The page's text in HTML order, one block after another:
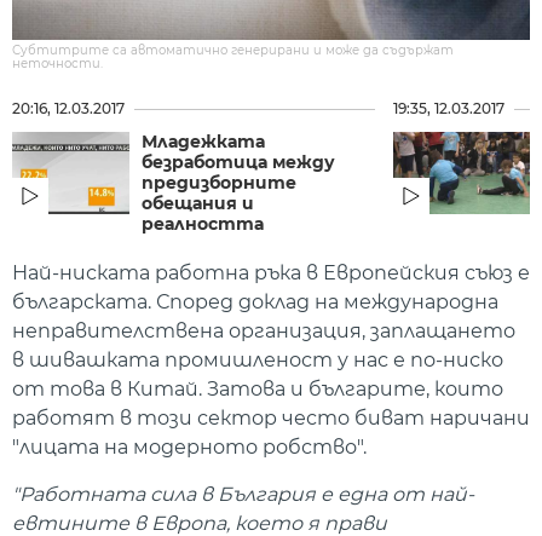
Субтитрите са автоматично генерирани и може да съдържат
неточности.
20:16, 12.03.2017
Младежката
безработица между
предизборните
обещания и
реалността
19:35, 12.03.2017
Най-ниската работна ръка в Европейския съюз е
българската. Според доклад на международна
неправителствена организация, заплащането
в шивашката промишленост у нас е по-ниско
от това в Китай. Затова и българите, които
работят в този сектор често биват наричани
"лицата на модерното робство".
"Работната сила в България е една от най-
евтините в Европа, което я прави